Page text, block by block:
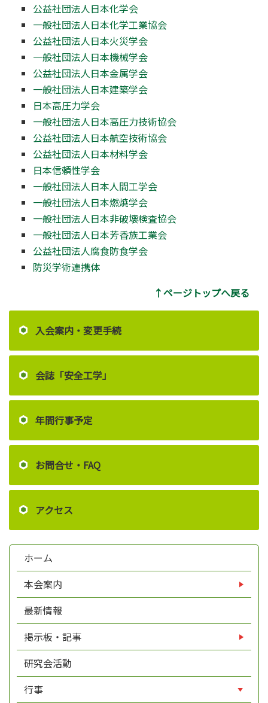
入会案内・変更手続
会誌「安全工学」
年間行事予定
お問合せ・FAQ
アクセス
ホーム
本会案内
最新情報
掲示板・記事
研究会活動
行事
公益社団法人日本化学会
一般社団法人日本化学工業協会
公益社団法人日本火災学会
一般社団法人日本機械学会
公益社団法人日本金属学会
一般社団法人日本建築学会
日本高圧力学会
一般社団法人日本高圧力技術協会
公益社団法人日本航空技術協会
公益社団法人日本材料学会
日本信頼性学会
一般社団法人日本人間工学会
一般社団法人日本燃焼学会
一般社団法人日本非破壊検査協会
一般社団法人日本芳香族工業会
公益社団法人腐食防食学会
防災学術連携体
↑ページトップへ戻る